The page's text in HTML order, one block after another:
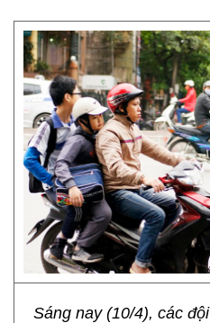
Sáng nay (10/4), các